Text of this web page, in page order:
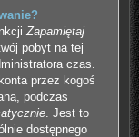
Zapamiętaj
pobyt na tej
czas.
przez kogoś
podczas
. Jest to
dostępnego